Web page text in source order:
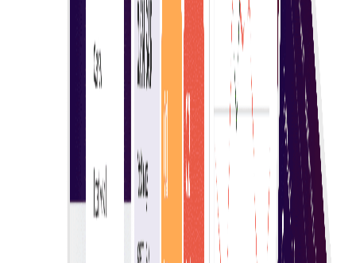
Pembeli boleh menjemput pelbagai pembekal
menyertai e-lelongan langsung, menggalakkan
harga kompetitif dan kolaborasi serta memastikan
Kawalan penuh
Dengan melibatkan pelbagai pembekal, pembeli
boleh mengawal penyertaan & ketelusan antara
pilihan berbeza dan memastikan nilai terbaik.